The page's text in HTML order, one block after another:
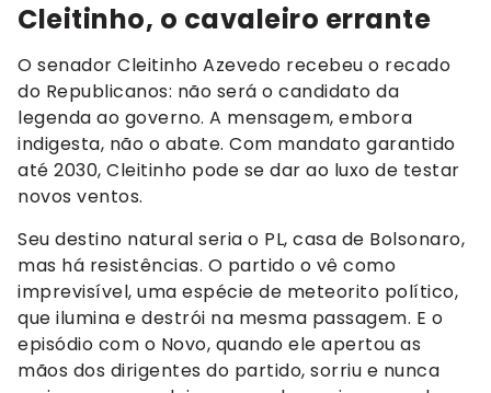
Cleitinho, o cavaleiro errante
O senador Cleitinho Azevedo recebeu o recado
do Republicanos: não será o candidato da
legenda ao governo. A mensagem, embora
indigesta, não o abate. Com mandato garantido
até 2030, Cleitinho pode se dar ao luxo de testar
novos ventos.
Seu destino natural seria o PL, casa de Bolsonaro,
mas há resistências. O partido o vê como
imprevisível, uma espécie de meteorito político,
que ilumina e destrói na mesma passagem. E o
episódio com o Novo, quando ele apertou as
mãos dos dirigentes do partido, sorriu e nunca